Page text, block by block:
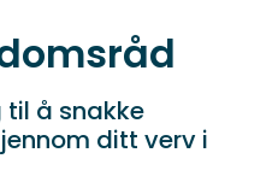
til å snakke
ditt verv i